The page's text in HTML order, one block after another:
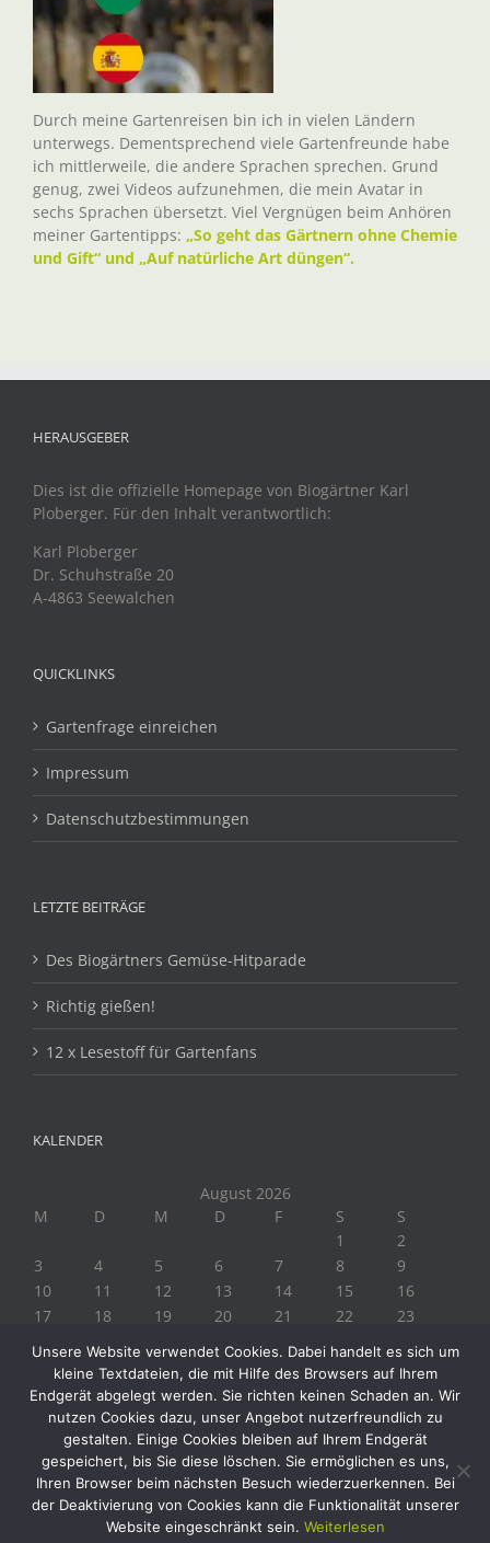
Durch meine Gartenreisen bin ich in vielen Ländern
unterwegs. Dementsprechend viele Gartenfreunde habe
ich mittlerweile, die andere Sprachen sprechen. Grund
genug, zwei Videos aufzunehmen, die mein Avatar in
sechs Sprachen übersetzt. Viel Vergnügen beim Anhören
meiner Gartentipps: „So geht das Gärtnern ohne Chemie
und Gift“ und „Auf natürliche Art düngen“.
HERAUSGEBER
Dies ist die offizielle Homepage von Biogärtner Karl
Ploberger. Für den Inhalt verantwortlich:
Karl Ploberger
Dr. Schuhstraße 20
A-4863 Seewalchen
QUICKLINKS
Gartenfrage einreichen
Impressum
Datenschutzbestimmungen
LETZTE BEITRÄGE
Des Biogärtners Gemüse-Hitparade
Richtig gießen!
12 x Lesestoff für Gartenfans
KALENDER
August 2026
M
D M D F S
S
1
2
3
4 5 6 7 8
9
10
11 12 13 14 15
16
17
18 19 20 21 22
23
« Juli
Copyright 2019 Biogärtner Ploberger | Alle Rechte vorbehalten
Unsere Website verwendet Cookies. Dabei handelt es sich um
kleine Textdateien, die mit Hilfe des Browsers auf Ihrem
Endgerät abgelegt werden. Sie richten keinen Schaden an. Wir
nutzen Cookies dazu, unser Angebot nutzerfreundlich zu
gestalten. Einige Cookies bleiben auf Ihrem Endgerät
gespeichert, bis Sie diese löschen. Sie ermöglichen es uns,
Ihren Browser beim nächsten Besuch wiederzuerkennen. Bei
der Deaktivierung von Cookies kann die Funktionalität unserer
Website eingeschränkt sein. Weiterlesen